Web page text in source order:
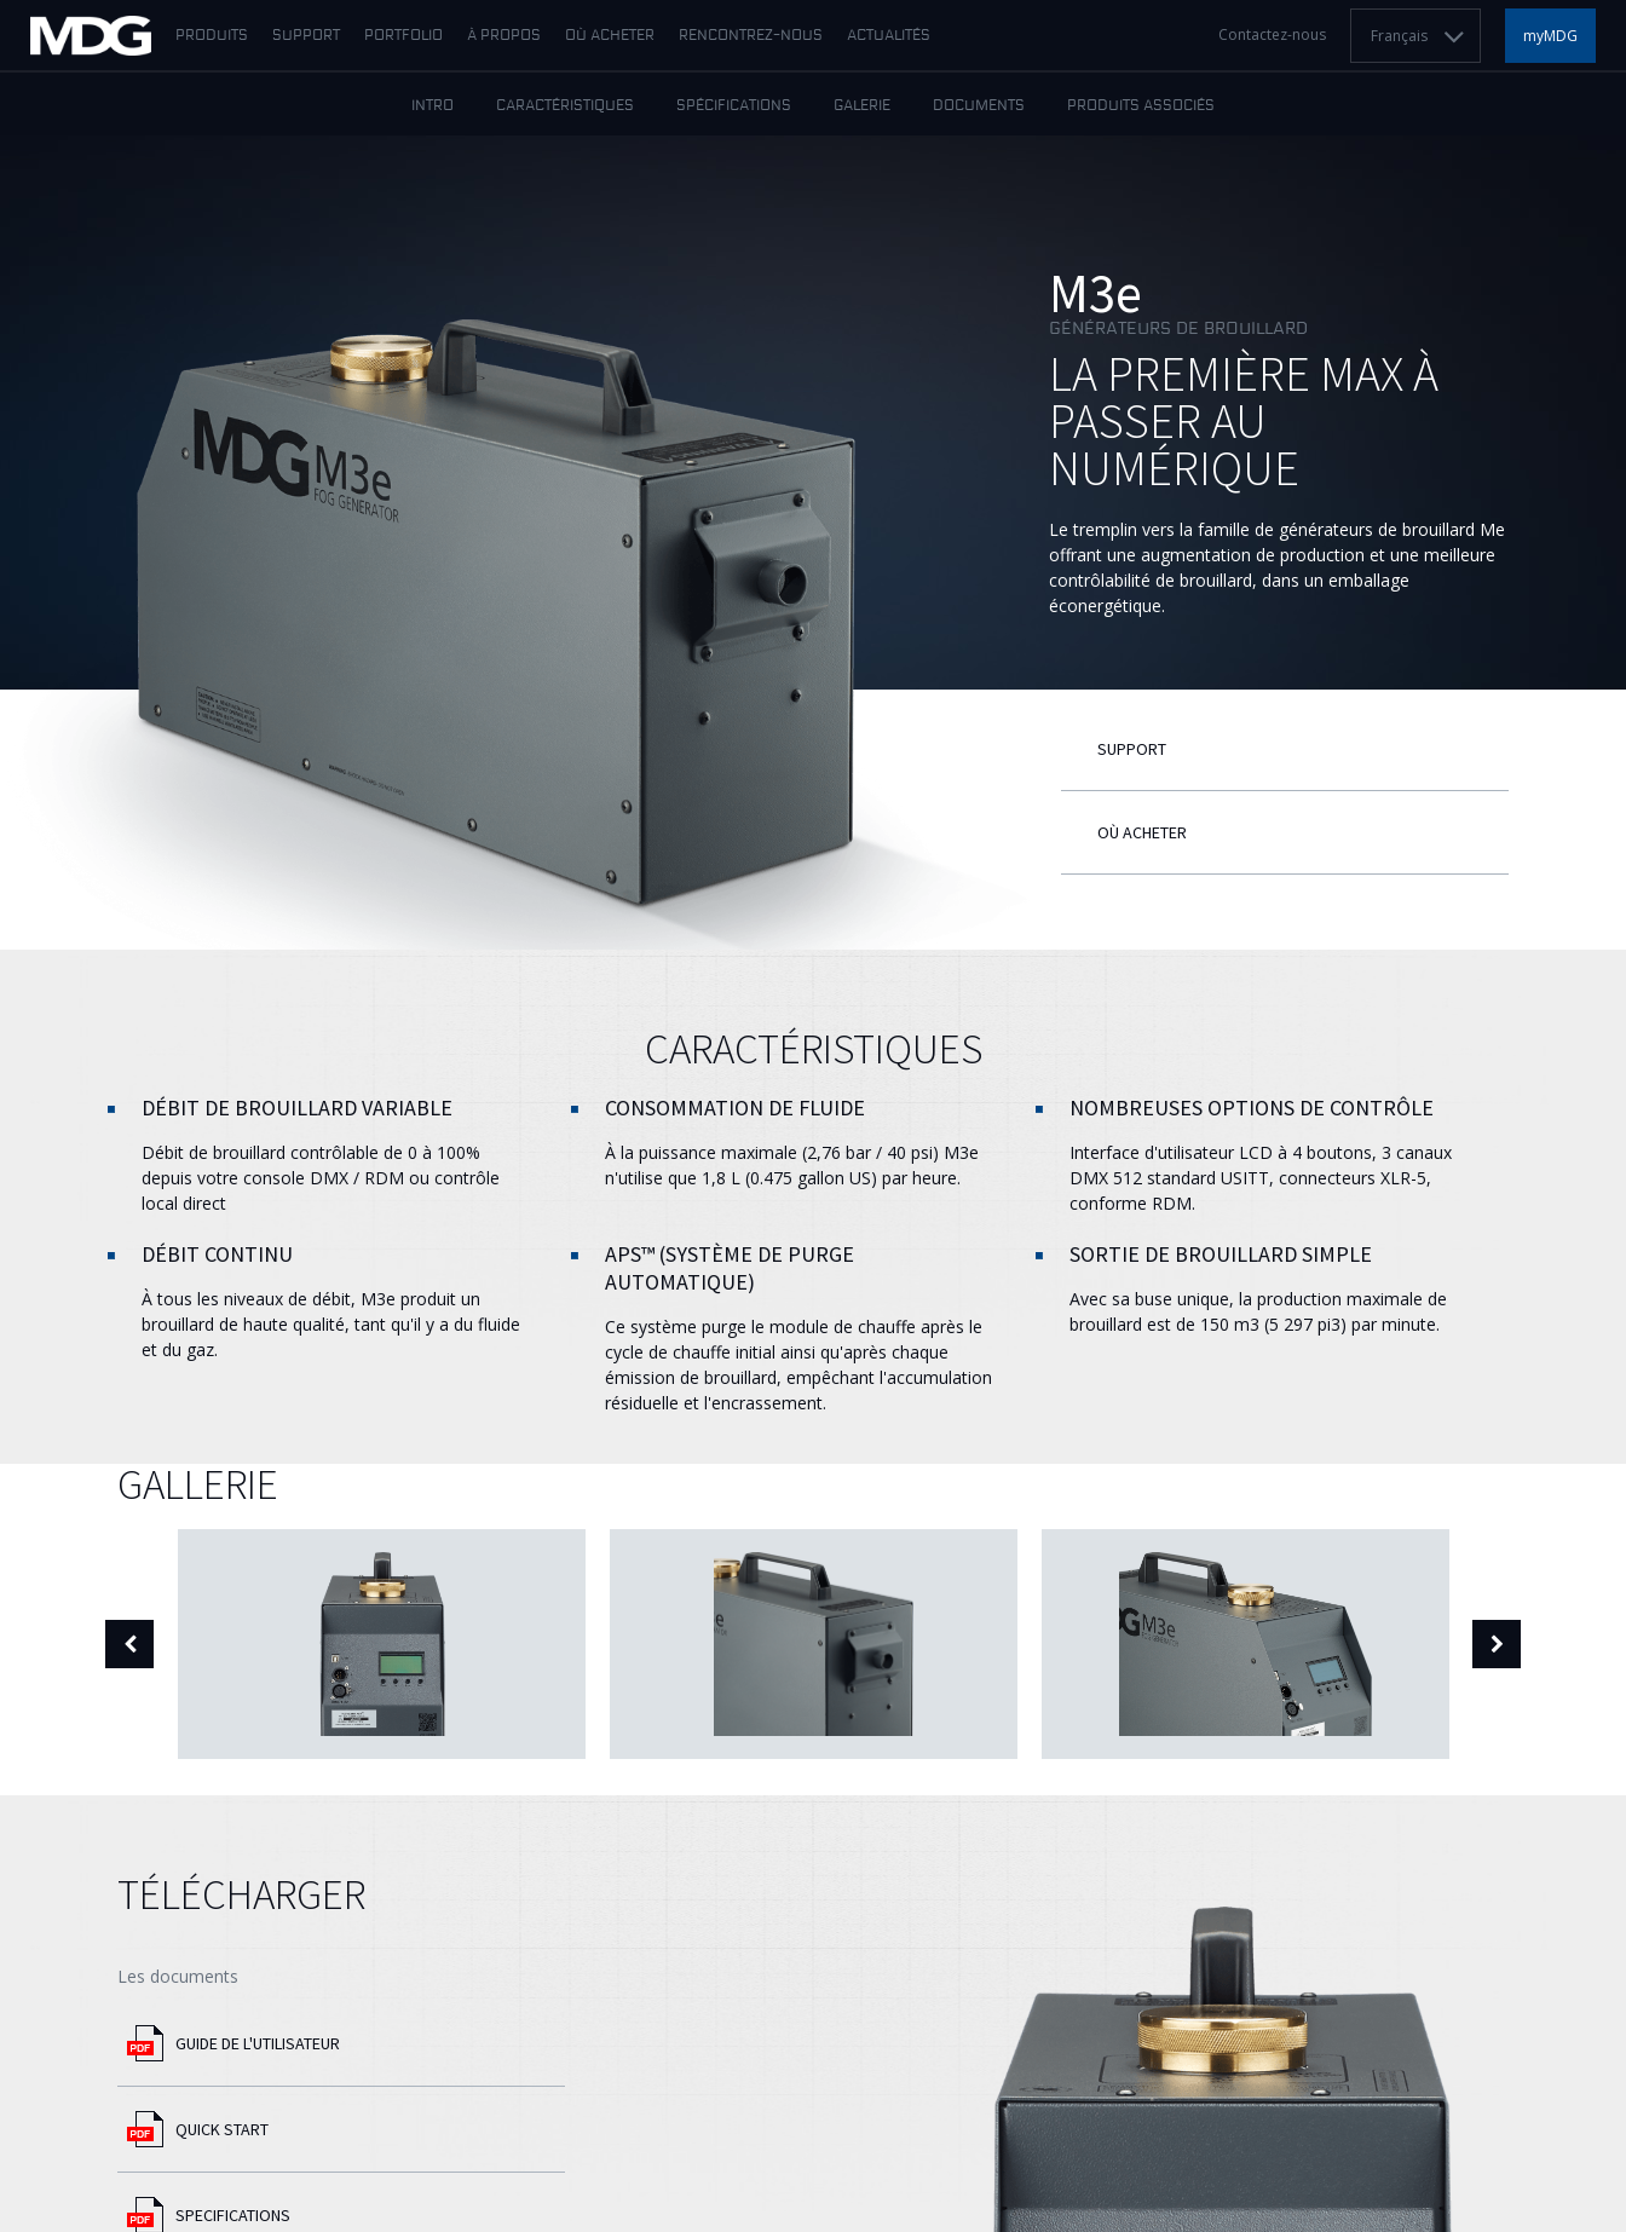
PRODUITS SUPPORT PORTFOLIO À PROPOS OÙ ACHETER RENCONTREZ-NOUS ACTUALITÉS Contactez-nous Français myMDG
RENCONTREZ-NOUS
Contactez-nous
INTRO CARACTÉRISTIQUES SPÉCIFICATIONS GALERIE DOCUMENTS PRODUITS ASSOCIÉS
M3e
GÉNÉRATEURS DE BROUILLARD
LA PREMIÈRE MAX À
PASSER AU
NUMÉRIQUE
Le tremplin vers la famille de générateurs de brouillard Me
offrant une augmentation de production et une meilleure
contrôlabilité de brouillard, dans un emballage
éconergétique.
SUPPORT
OÙ ACHETER
CARACTÉRISTIQUES
DÉBIT DE BROUILLARD VARIABLE
Débit de brouillard contrôlable de 0 à 100%
depuis votre console DMX / RDM ou contrôle
local direct
CONSOMMATION DE FLUIDE
À la puissance maximale (2,76 bar / 40 psi) M3e
n'utilise que 1,8 L (0.475 gallon US) par heure.
NOMBREUSES OPTIONS DE CONTRÔLE
Interface d'utilisateur LCD à 4 boutons, 3 canaux
DMX 512 standard USITT, connecteurs XLR-5,
conforme RDM.
DÉBIT CONTINU
À tous les niveaux de débit, M3e produit un
brouillard de haute qualité, tant qu'il y a du fluide
et du gaz.
APS™ (SYSTÈME DE PURGE
AUTOMATIQUE)
Ce système purge le module de chauffe après le
cycle de chauffe initial ainsi qu'après chaque
émission de brouillard, empêchant l'accumulation
résiduelle et l'encrassement.
SORTIE DE BROUILLARD SIMPLE
Avec sa buse unique, la production maximale de
brouillard est de 150 m3 (5 297 pi3) par minute.
GALLERIE
TÉLÉCHARGER
Les documents
GUIDE DE L'UTILISATEUR
QUICK START
SPECIFICATIONS